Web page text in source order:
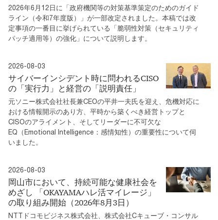
2026年6月12日に「政府機関等の対策基準策定のためのガイド
ライン（令和7年度版）」が一部改定されました。本稿では改
定事項の一番目に挙げられている「脆弱性対策（セキュリティ
パッチ適用等）の強化」について説明します。
2026-08-03
サイバーインシデント時に問われるCISO
の「実行力」と経営の「説明責任」
元ソニー株式会社社長兼CEOの平井一夫氏を迎え、危機対応に
おける情報開示のあり方、平時から築くべき経営トップと
CISOのアライメント、そしてリーダーに不可欠な
EQ（Emotional Intelligence：感情知性）の重要性について伺
いました。
2026-08-03
岡山市において、持続可能な健康社会を
めざし 「OKAYAMAハレ活マイレージ」
の取り組み開始（2026年8月3日）
NTTドコモビジネス株式会社、株式会社Cキューブ・コンサル